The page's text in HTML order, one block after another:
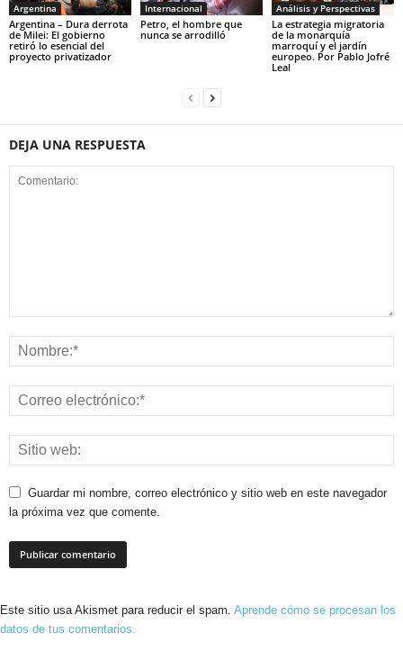
Argentina
Argentina – Dura derrota
de Milei: El gobierno
retiró lo esencial del
proyecto privatizador
Internacional
Petro, el hombre que
nunca se arrodilló
Análisis y Perspectivas
La estrategia migratoria
de la monarquía
marroquí y el jardín
europeo. Por Pablo Jofré
Leal
DEJA UNA RESPUESTA
Guardar mi nombre, correo electrónico y sitio web en este navegador
la próxima vez que comente.
Este sitio usa Akismet para reducir el spam. Aprende cómo se procesan los
datos de tus comentarios.